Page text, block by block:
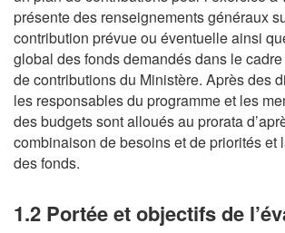
présente des renseignements généraux
contribution prévue ou éventuelle ainsi
global des fonds demandés dans le
de contributions du Ministère. Après des
les responsables du programme et les
des budgets sont alloués au prorata
combinaison de besoins et de priorités et
des fonds.
1.2 Portée et objectifs de